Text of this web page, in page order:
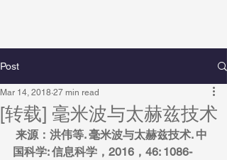
Post
[转载] 毫米波与太赫兹技术
Mar 14, 2018 27 min read
来源：洪伟等. 毫米波与太赫兹技术. 中
国科学: 信息科学，2016，46: 1086-